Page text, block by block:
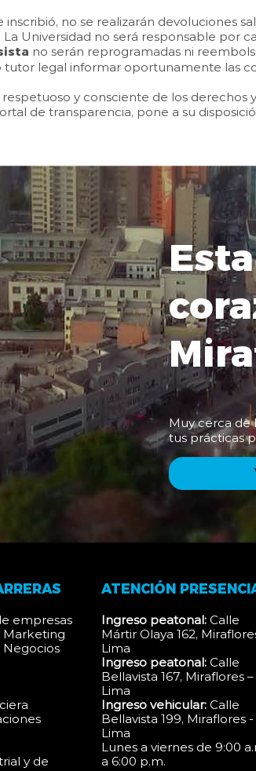
no se realizarán devoluciones
Universidad no será responsable por
no serán reprogramadas ni
tutor legal informar oportunamente las
y consciente de los derechos
de transparencia, pone a su
Muy cerca de
tus prácticas
empresas
Marketing
Negocios
y de
ATENCIÓN
Ingreso peatonal:Calle
Mártir Olaya 162,
Lima
Ingreso peatonal:Calle
Bellavista 167, Miraflores –
Lima
Ingreso vehicular:Calle
Bellavista 199, Miraflores -
Lima
Lunes a viernes de 9:00
a 6:00 p.m.